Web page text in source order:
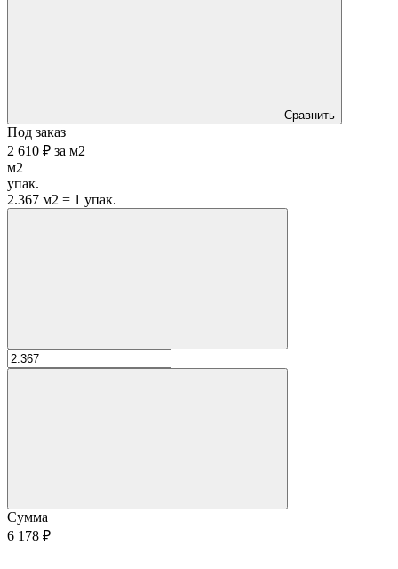
Сравнить
Под заказ
2 610 ₽ за м2
м2
упак.
2.367 м2 = 1 упак.
Сумма
6 178 ₽